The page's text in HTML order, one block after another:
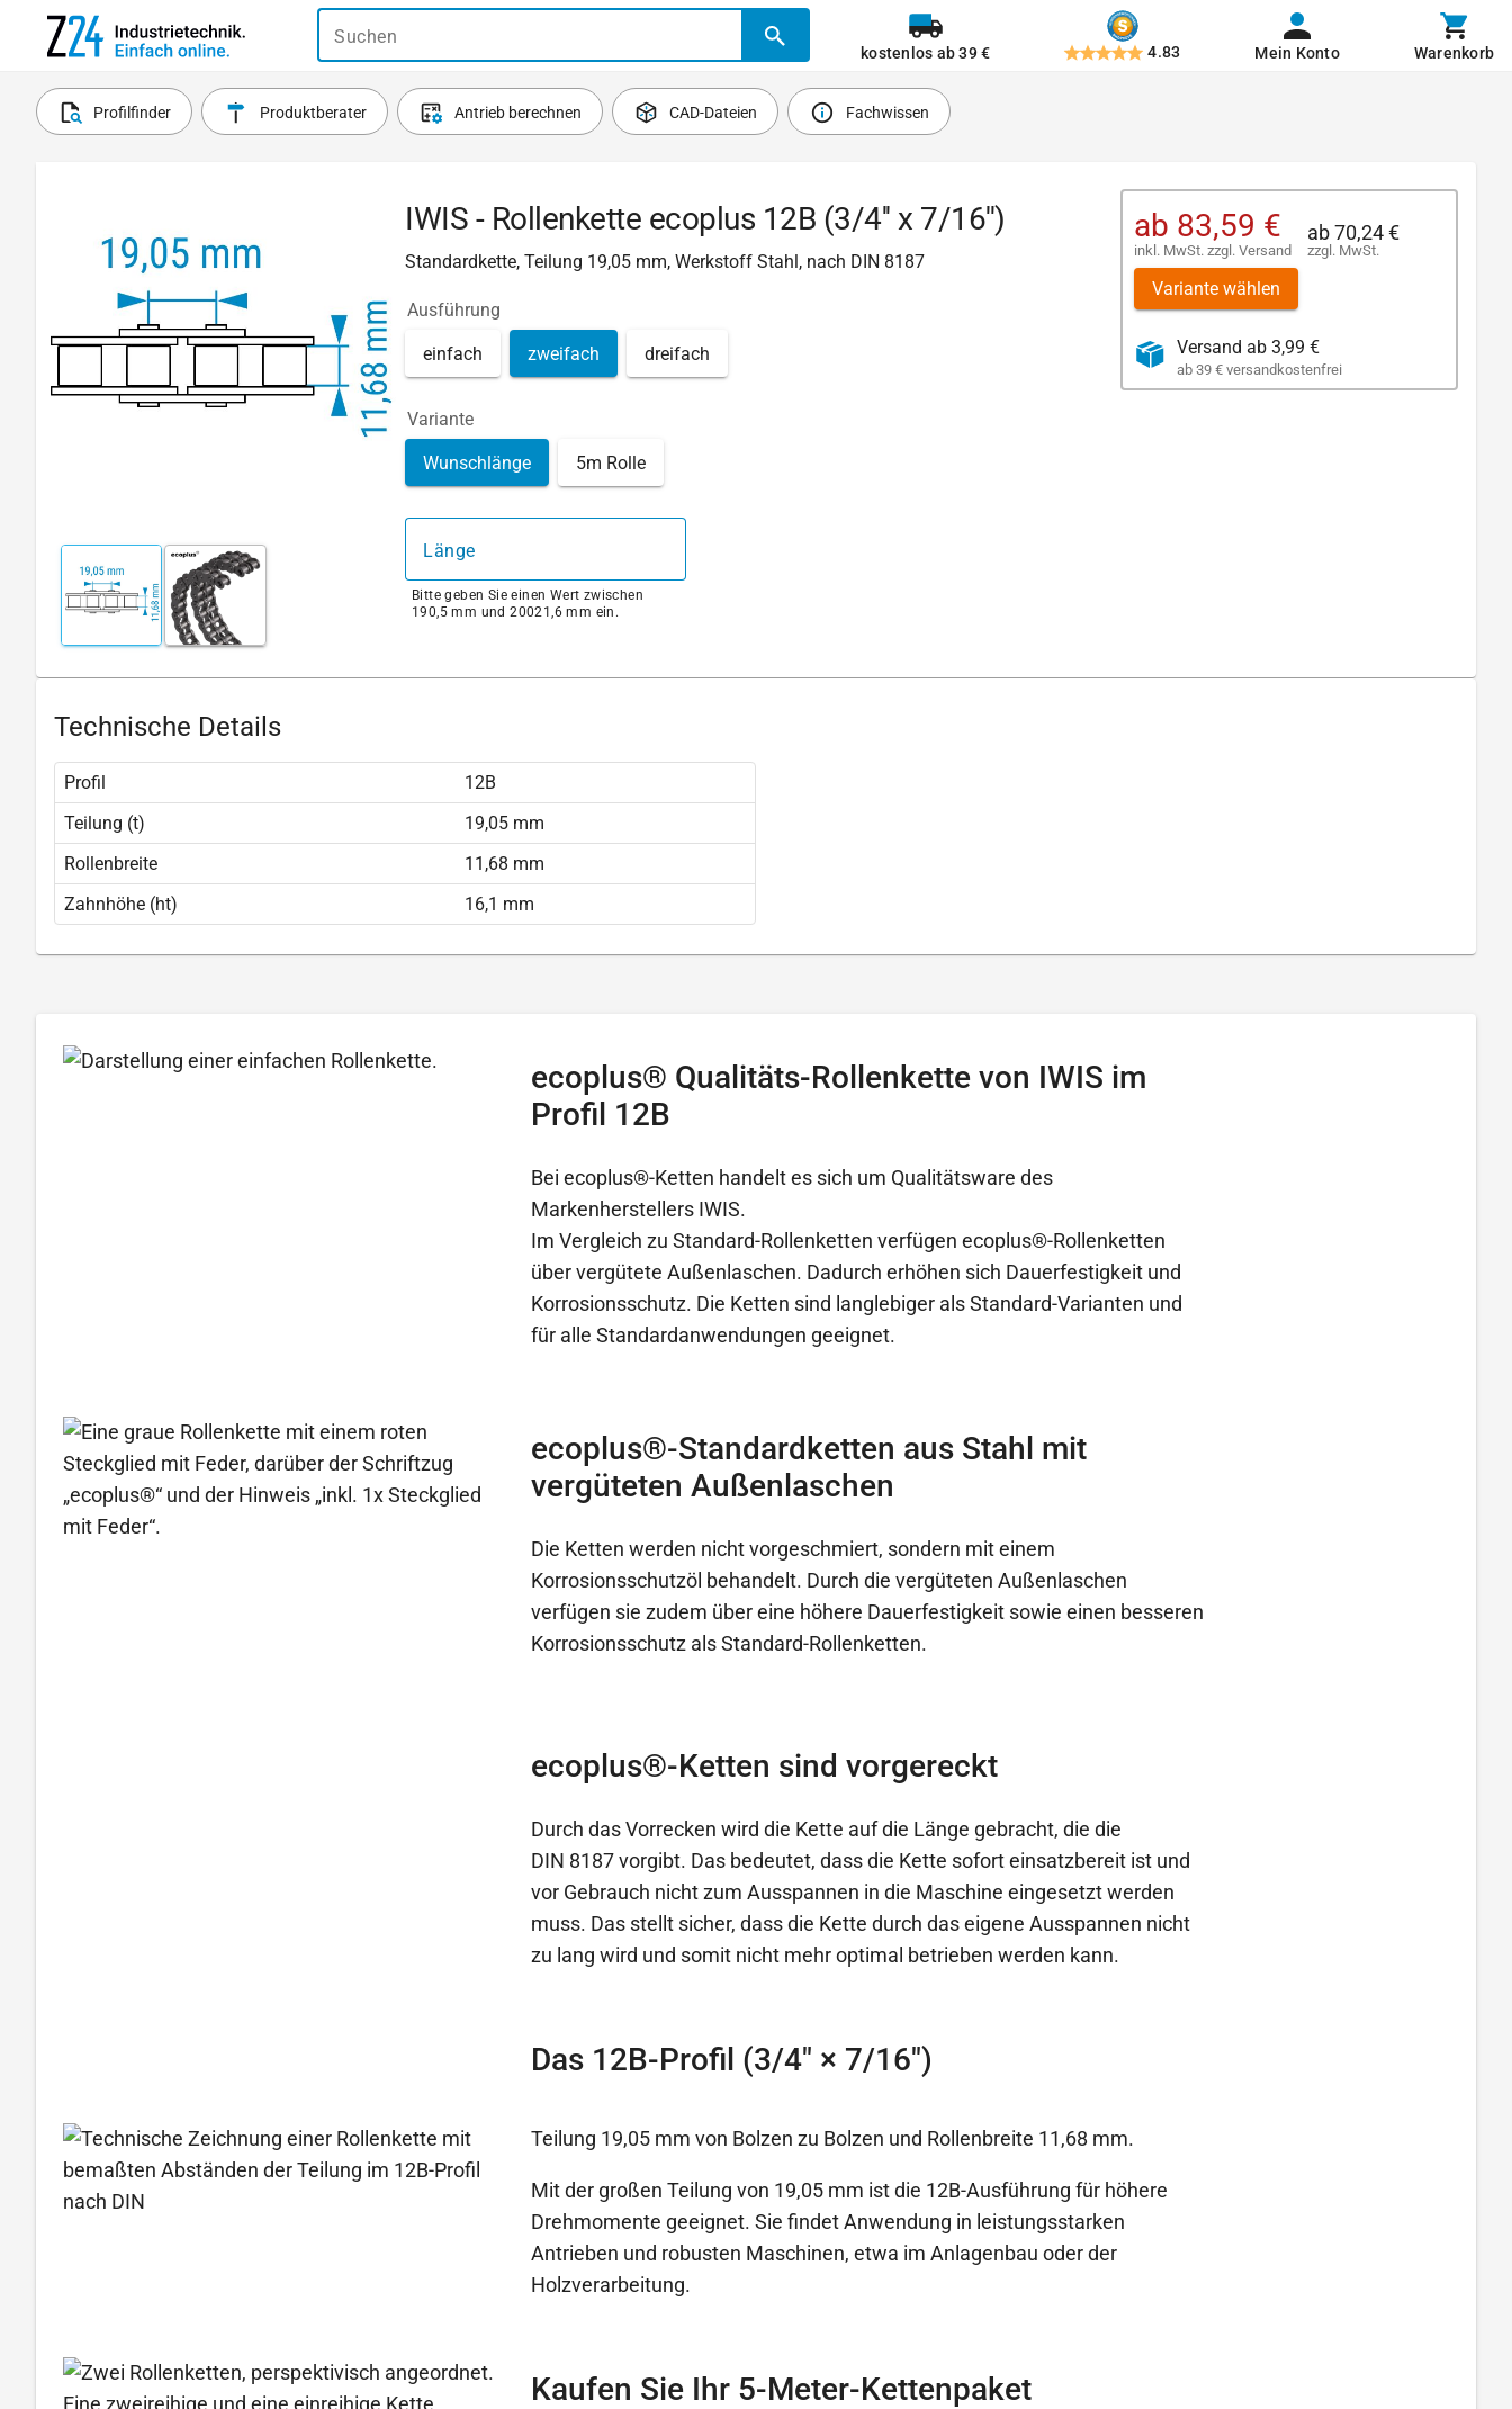
Suchen
kostenlos ab 39 € 4.83 Mein Konto Warenkorb
Profilfinder Produktberater Antrieb berechnen CAD-Dateien Fachwissen
IWIS - Rollenkette ecoplus 12B (3/4'' x 7/16'')
Standardkette, Teilung 19,05 mm, Werkstoff Stahl, nach DIN 8187
Ausführung
einfach zweifach dreifach
Variante
Wunschlänge 5m Rolle
Länge
Bitte geben Sie einen Wert zwischen
190,5 mm und 20021,6 mm ein.
ab 83,59 €
inkl. MwSt. zzgl. Versand
ab70,24 €
zzgl. MwSt.
Variante wählen
Versand ab 3,99 €
ab 39 € versandkostenfrei
Technische Details
Profil
12B
Teilung (t)
19,05 mm
Rollenbreite
11,68 mm
Zahnhöhe (ht)
16,1 mm
ecoplus® Qualitäts-Rollenkette von IWIS im
Profil 12B
Bei ecoplus®-Ketten handelt es sich um Qualitätsware des
Markenherstellers IWIS.
Im Vergleich zu Standard-Rollenketten verfügen ecoplus®-Rollenketten
über vergütete Außenlaschen. Dadurch erhöhen sich Dauerfestigkeit und
Korrosionsschutz. Die Ketten sind langlebiger als Standard-Varianten und
für alle Standardanwendungen geeignet.
ecoplus®-Standardketten aus Stahl mit
vergüteten Außenlaschen
Die Ketten werden nicht vorgeschmiert, sondern mit einem
Korrosionsschutzöl behandelt. Durch die vergüteten Außenlaschen
verfügen sie zudem über eine höhere Dauerfestigkeit sowie einen besseren
Korrosionsschutz als Standard-Rollenketten.
ecoplus®-Ketten sind vorgereckt
Durch das Vorrecken wird die Kette auf die Länge gebracht, die die
DIN 8187 vorgibt. Das bedeutet, dass die Kette sofort einsatzbereit ist und
vor Gebrauch nicht zum Ausspannen in die Maschine eingesetzt werden
muss. Das stellt sicher, dass die Kette durch das eigene Ausspannen nicht
zu lang wird und somit nicht mehr optimal betrieben werden kann.
Das 12B-Profil (3/4″ × 7/16″)
Teilung 19,05 mm von Bolzen zu Bolzen und Rollenbreite 11,68 mm.
Mit der großen Teilung von 19,05 mm ist die 12B-Ausführung für höhere
Drehmomente geeignet. Sie findet Anwendung in leistungsstarken
Antrieben und robusten Maschinen, etwa im Anlagenbau oder der
Holzverarbeitung.
Kaufen Sie Ihr 5-Meter-Kettenpaket